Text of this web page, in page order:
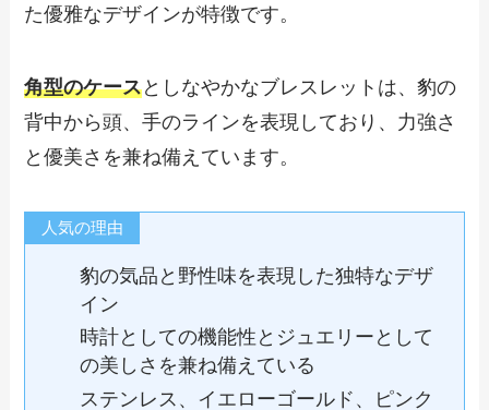
た優雅なデザインが特徴です。
角型のケースとしなやかなブレスレットは、豹の
背中から頭、手のラインを表現しており、力強さ
と優美さを兼ね備えています。
人気の理由
豹の気品と野性味を表現した独特なデザ
イン
時計としての機能性とジュエリーとして
の美しさを兼ね備えている
ステンレス、イエローゴールド、ピンク